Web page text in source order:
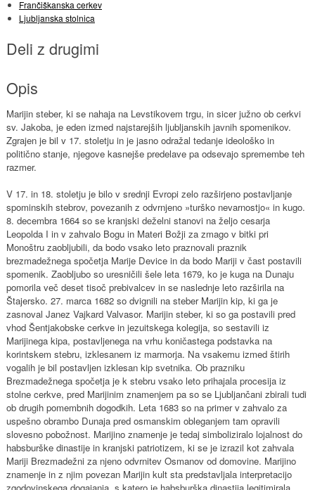
Frančiškanska cerkev
Ljubljanska stolnica
Deli z drugimi
Opis
Marijin steber, ki se nahaja na Levstikovem trgu, in sicer južno ob cerkvi
sv. Jakoba, je eden izmed najstarejših ljubljanskih javnih spomenikov.
Zgrajen je bil v 17. stoletju in je jasno odražal tedanje ideološko in
politično stanje, njegove kasnejše predelave pa odsevajo spremembe teh
razmer.
V 17. in 18. stoletju je bilo v srednji Evropi zelo razširjeno postavljanje
spominskih stebrov, povezanih z odvrnjeno »turško nevarnostjo« in kugo.
8. decembra 1664 so se kranjski deželni stanovi na željo cesarja
Leopolda I in v zahvalo Bogu in Materi Božji za zmago v bitki pri
Monoštru zaobljubili, da bodo vsako leto praznovali praznik
brezmadežnega spočetja Marije Device in da bodo Mariji v čast postavili
spomenik. Zaobljubo so uresničili šele leta 1679, ko je kuga na Dunaju
pomorila več deset tisoč prebivalcev in se naslednje leto razširila na
Štajersko. 27. marca 1682 so dvignili na steber Marijin kip, ki ga je
zasnoval Janez Vajkard Valvasor. Marijin steber, ki so ga postavili pred
vhod Šentjakobske cerkve in jezuitskega kolegija, so sestavili iz
Marijinega kipa, postavljenega na vrhu koničastega podstavka na
korintskem stebru, izklesanem iz marmorja. Na vsakemu izmed štirih
vogalih je bil postavljen izklesan kip svetnika. Ob prazniku
Brezmadežnega spočetja je k stebru vsako leto prihajala procesija iz
stolne cerkve, pred Marijinim znamenjem pa so se Ljubljančani zbirali tudi
ob drugih pomembnih dogodkih. Leta 1683 so na primer v zahvalo za
uspešno obrambo Dunaja pred osmanskim obleganjem tam opravili
slovesno pobožnost. Marijino znamenje je tedaj simboliziralo lojalnost do
habsburške dinastije in kranjski patriotizem, ki se je izrazil kot zahvala
Mariji Brezmadežni za njeno odvrnitev Osmanov od domovine. Marijino
znamenje in z njim povezan Marijin kult sta predstavljala interpretacijo